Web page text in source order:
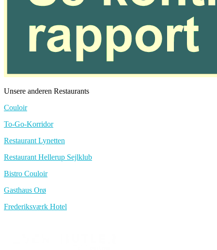
Unsere anderen Restaurants
Couloir
To-Go-Korridor
Restaurant Lynetten
Restaurant Hellerup Sejlklub
Bistro Couloir
Gasthaus Orø
Frederiksværk Hotel